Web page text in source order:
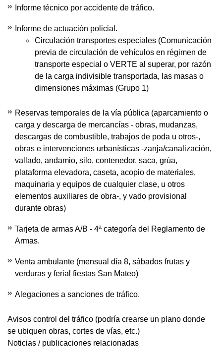
Informe técnico por accidente de tráfico.
Informe de actuación policial.
Circulación transportes especiales (Comunicación
previa de circulación de vehículos en régimen de
transporte especial o VERTE al superar, por razón
de la carga indivisible transportada, las masas o
dimensiones máximas (Grupo 1)
Reservas temporales de la vía pública (aparcamiento o
carga y descarga de mercancías - obras, mudanzas,
descargas de combustible, trabajos de poda u otros-,
obras e intervenciones urbanísticas -zanja/canalización,
vallado, andamio, silo, contenedor, saca, grúa,
plataforma elevadora, caseta, acopio de materiales,
maquinaria y equipos de cualquier clase, u otros
elementos auxiliares de obra-, y vado provisional
durante obras)
Tarjeta de armas A/B - 4ª categoría del Reglamento de
Armas.
Venta ambulante (mensual día 8, sábados frutas y
verduras y ferial fiestas San Mateo)
Alegaciones a sanciones de tráfico.
Avisos control del tráfico (podría crearse un plano donde
se ubiquen obras, cortes de vías, etc.)
Noticias / publicaciones relacionadas